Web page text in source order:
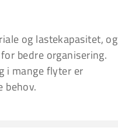
og lastekapasitet, og
for bedre organisering.
i mange flyter er
behov.